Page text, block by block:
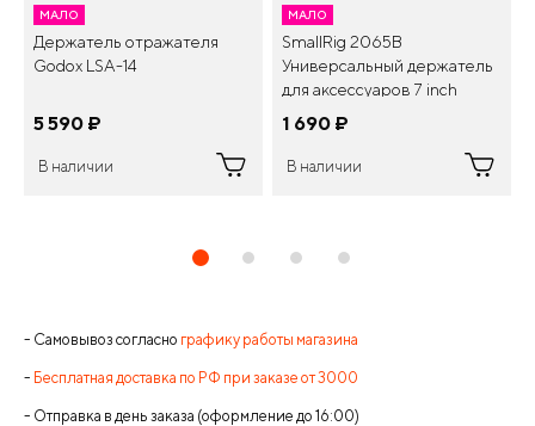
МАЛО
Держатель отражателя
Godox LSA-14
5 590 ¤
В наличии
МАЛО
SmallRig 2065B
Универсальный держатель
для аксессуаров 7 inch
Articulating Arm
1 690 ¤
В наличии
- Самовывоз согласно графику работы магазина
- Бесплатная доставка по РФ при заказе от 3000
- Отправка в день заказа (оформление до 16:00)